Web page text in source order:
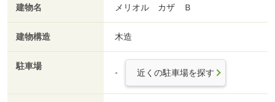
建物名 メリオル カザ Ｂ
建物構造 木造
駐車場
- 近くの駐車場を探す